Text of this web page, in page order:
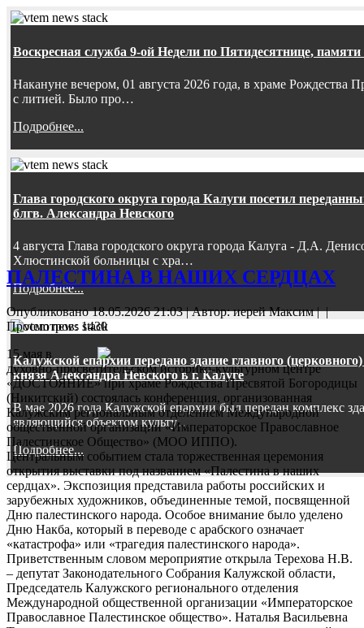
Воскресная служба 9-ой Недели по Пятидесятнице,
Накануне вечером, 01 августа 2026 года, в храме
с литией. Было про…
Подробнее...
Глава городского округа города Калуги посетил
блгв. Александра Невского
4 августа Глава городского округа города Калуга - Д.А.
Хлюстинской больницы с хра…
Подробнее...
Калужской епархии передано здание главного
князя Александра Невского в г. Калуге
В мае 2026 года Калужской епархии был передан комплекс
являющийся объектом культу…
Подробнее...
ПАЛЕСТИНА В НАШИХ СЕРДЦАХ
Опубликовано 18.05.2026 21:03|Автор: иерей Максим||
Просмотров: 1430
15 мая в
духовно-просветительском историко-культурном центре
«ДОСТОЯНИЕ» при храме Рождества Пресвятой Богородицы
(Никитский) состоялась конференция, организованная
Калужским региональным отделением Международной
общественной организации «Императорское Православное
Палестинское Общество» (МОО ИППО).
Центральным событием стала торжественная церемония
открытия выставки под названием «Палестина в наших
сердцах». Экспозиция представила работы российских и
зарубежных художников, объединенные темой, посвященной
Дню палестинского народа. Особое внимание было уделено
Дню Накба, который в переводе с арабского означает
«катастрофа» или «трагедия палестинского народа».
Приветственным словом мероприятие открыла Терехова Н.В.
– депутат Законодательного Собрания Калужской области,
Председатель Калужского регионального отделения
Международной общественной организации «Императорское
Православное Палестинское общество». Наталья Васильевна